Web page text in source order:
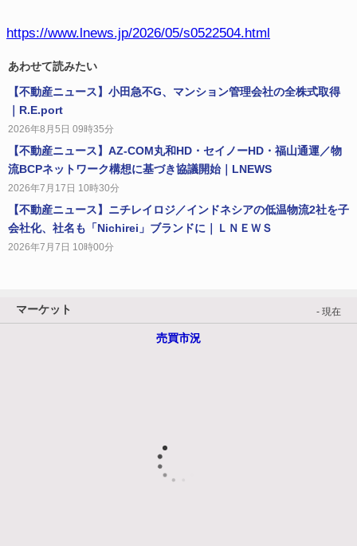
https://www.lnews.jp/2026/05/s0522504.html
あわせて読みたい
【不動産ニュース】小田急不G、マンション管理会社の全株式取得
｜R.E.port
2026年8月5日 09時35分
【不動産ニュース】AZ-COM丸和HD・セイノーHD・福山通運／物
流BCPネットワーク構想に基づき協議開始｜LNEWS
2026年7月17日 10時30分
【不動産ニュース】ニチレイロジ／インドネシアの低温物流2社を子
会社化、社名も「Nichirei」ブランドに｜ＬＮＥＷＳ
2026年7月7日 10時00分
マーケット - 現在
売買市況